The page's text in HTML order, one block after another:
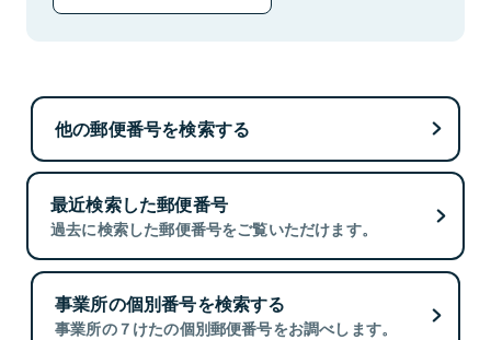
他の郵便番号を検索する
最近検索した郵便番号
過去に検索した郵便番号をご覧いただけます。
事業所の個別番号を検索する
事業所の７けたの個別郵便番号をお調べします。